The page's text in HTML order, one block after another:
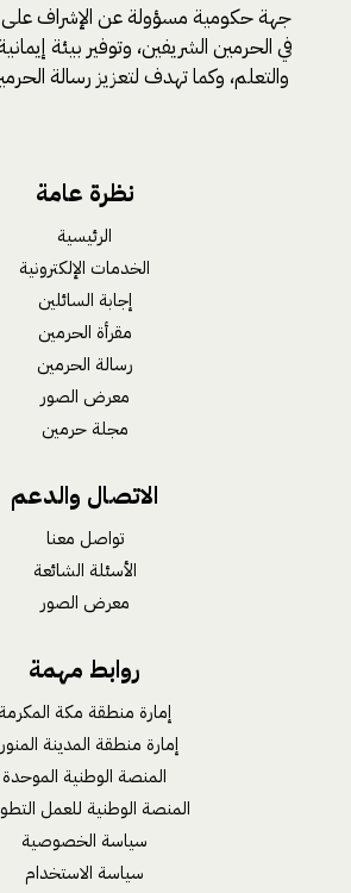
جهة حكومية مسؤولة عن الإشراف على
في الحرمين الشريفين، وتوفير بيئة
والتعلم، وكما تهدف لتعزيز رسالة
نظرة عامة
الرئيسية
الخدمات الإلكترونية
إجابة السائلين
مقرأة الحرمين
رسالة الحرمين
معرض الصور
مجلة حرمين
الاتصال والدعم
تواصل معنا
الأسئلة الشائعة
معرض الصور
روابط مهمة
إمارة منطقة مكة المكرمة
إمارة منطقة المدينة
المنصة الوطنية الموحدة
المنصة الوطنية للعمل
سياسة الخصوصية
سياسة الاستخدام